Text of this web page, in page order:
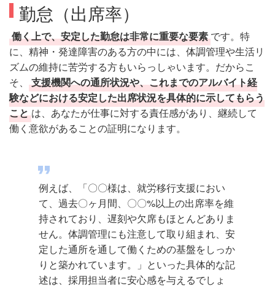
勤怠（出席率）
働く上で、安定した勤怠は非常に重要な要素 です。特
に、精神・発達障害のある方の中には、体調管理や生活リ
ズムの維持に苦労する方もいらっしゃいます。だからこ
そ、
支援機関への通所状況や、これまでのアルバイト経
験などにおける安定した出席状況を具体的に示してもらう
こと は、あなたが仕事に対する責任感があり、継続して
働く意欲があることの証明になります。
例えば、「〇〇様は、就労移行支援におい
て、過去〇ヶ月間、〇〇%以上の出席率を維
持されており、遅刻や欠席もほとんどありま
せん。体調管理にも注意して取り組まれ、安
定した通所を通して働くための基盤をしっか
りと築かれています。」といった具体的な記
述は、採用担当者に安心感を与えるでしょ